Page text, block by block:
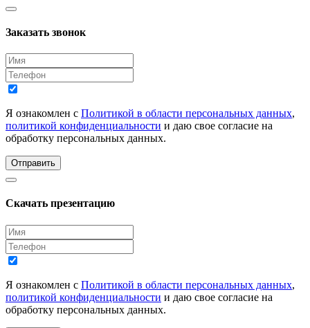
Заказать звонок
Я ознакомлен с Политикой в области персональных данных,
политикой конфиденциальности и даю свое согласие на
обработку персональных данных.
Отправить
Скачать презентацию
Я ознакомлен с Политикой в области персональных данных,
политикой конфиденциальности и даю свое согласие на
обработку персональных данных.